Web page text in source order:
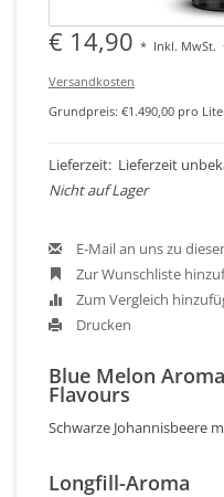
€ 14,90 * Inkl. MwSt.
Versandkosten
Grundpreis: €1.490,00 pro
Lieferzeit: Lieferzeit
Nicht auf Lager
E-Mail an uns zu
Zur Wunschliste
Zum Vergleich
Drucken
Blue Melon
Flavours
Schwarze Johannisbeere
Longfill-Aroma